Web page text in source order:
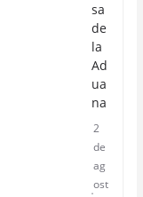
sa
de
la
Ad
ua
na
2
de
ag
ost